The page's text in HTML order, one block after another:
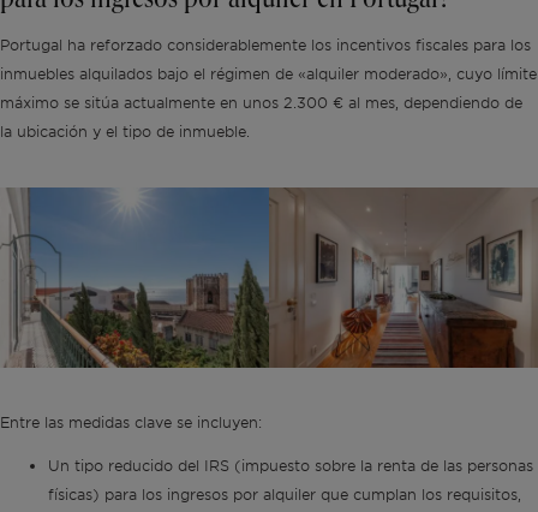
Portugal ha reforzado considerablemente los incentivos fiscales para los
inmuebles alquilados bajo el régimen de «alquiler moderado», cuyo límite
máximo se sitúa actualmente en unos 2.300 € al mes, dependiendo de
la ubicación y el tipo de inmueble.
Entre las medidas clave se incluyen:
Un tipo reducido del IRS (impuesto sobre la renta de las personas
físicas) para los ingresos por alquiler que cumplan los requisitos,